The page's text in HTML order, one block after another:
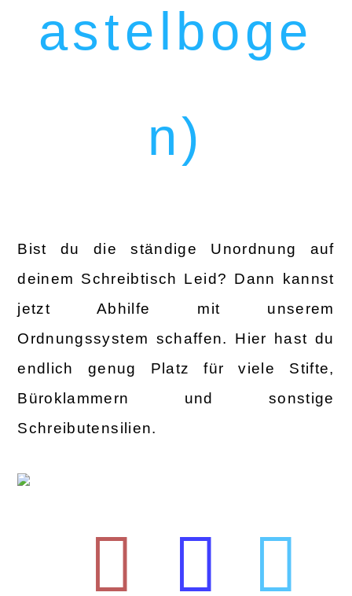
astelboge
n)
Bist du die ständige Unordnung auf
deinem Schreibtisch Leid? Dann kannst
jetzt Abhilfe mit unserem
Ordnungssystem schaffen. Hier hast du
endlich genug Platz für viele Stifte,
Büroklammern und sonstige
Schreibutensilien.